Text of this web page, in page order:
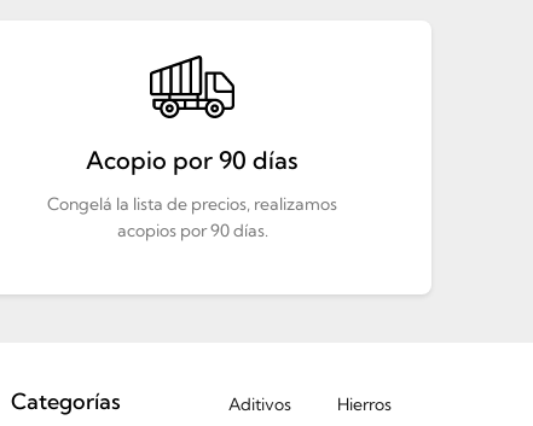
Acopio por 90 días
Congelá la lista de precios, realizamos
acopios por 90 días.
Categorías Aditivos Hierros